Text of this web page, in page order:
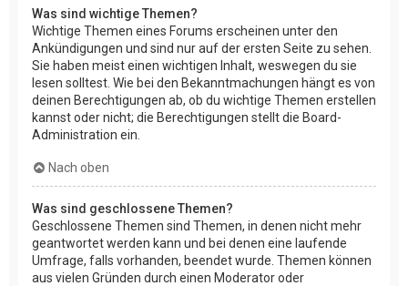
Was sind wichtige Themen?
Wichtige Themen eines Forums erscheinen unter den
Ankündigungen und sind nur auf der ersten Seite zu sehen.
Sie haben meist einen wichtigen Inhalt, weswegen du sie
lesen solltest. Wie bei den Bekanntmachungen hängt es von
deinen Berechtigungen ab, ob du wichtige Themen erstellen
kannst oder nicht; die Berechtigungen stellt die Board-
Administration ein.
Nach oben
Was sind geschlossene Themen?
Geschlossene Themen sind Themen, in denen nicht mehr
geantwortet werden kann und bei denen eine laufende
Umfrage, falls vorhanden, beendet wurde. Themen können
aus vielen Gründen durch einen Moderator oder